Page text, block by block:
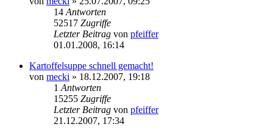
14 Antworten
52517 Zugriffe
Letzter Beitrag von pfeiffer
01.01.2008, 16:14
Kartoffelsuppe schnell gemacht!
von mecki » 18.12.2007, 19:18
1 Antworten
15255 Zugriffe
Letzter Beitrag von pfeiffer
21.12.2007, 17:34